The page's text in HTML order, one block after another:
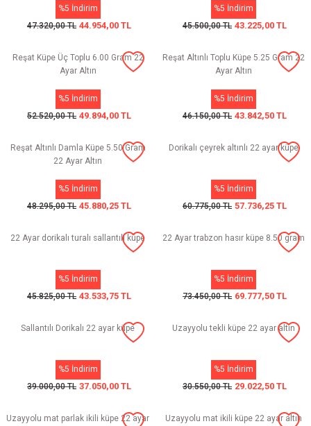
%5 İndirim
47.320,00 TL 44.954,00 TL
%5 İndirim
45.500,00 TL 43.225,00 TL
Reşat Küpe Üç Toplu 6.00 Gram 22
Ayar Altın
%5 İndirim
52.520,00 TL 49.894,00 TL
Reşat Altınlı Toplu Küpe 5.25 Gram 22
Ayar Altın
%5 İndirim
46.150,00 TL 43.842,50 TL
Reşat Altınlı Damla Küpe 5.50 Gram
22 Ayar Altın
%5 İndirim
48.295,00 TL 45.880,25 TL
Dorikalı çeyrek altınlı 22 ayar küpe
%5 İndirim
60.775,00 TL 57.736,25 TL
22 Ayar dorikalı turalı sallantılı küpe
%5 İndirim
45.825,00 TL 43.533,75 TL
22 Ayar trabzon hasır küpe 8.50 gram
%5 İndirim
73.450,00 TL 69.777,50 TL
Sallantılı Dorikalı 22 ayar küpe
%5 İndirim
39.000,00 TL 37.050,00 TL
Uzayyolu tekli küpe 22 ayar altın
%5 İndirim
30.550,00 TL 29.022,50 TL
Uzayyolu mat parlak ikili küpe 22 ayar
Uzayyolu mat ikili küpe 22 ayar altın